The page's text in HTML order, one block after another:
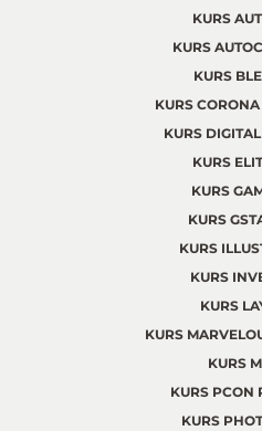
KURS
KURS
KURS
KURS
KURS
KURS
KURS
KURS
KURS
KURS
KURS
KURS
KURS
KURS PCON
KURS